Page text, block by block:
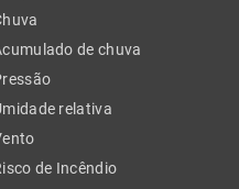
de chuva
relativa
de Incêndio